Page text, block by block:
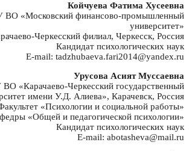
Койчуева Фатима Хусеевна
«Московский финансово-промышленный
университет»
Черкесский филиал, Черкесск, Россия
Кандидат психологических наук
E-mail: tadzhubaeva.fari2014@yandex.ru
Урусова Асият Муссаевна
«Карачаево-Черкесский государственный
имени У.Д. Алиева», Карачевск, Россия
«Психологии и социальной работы»
«Общей и педагогической психологии»
Кандидат психологических наук
E-mail: abotasheva@mail.ru